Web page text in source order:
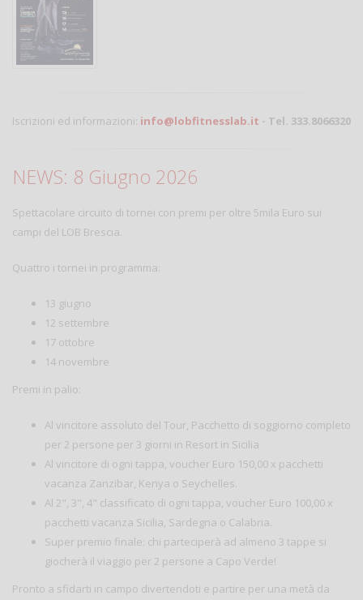
Iscrizioni ed informazioni: info@lobfitnesslab.it - Tel. 333.8066320
NEWS: 8 Giugno 2026
Spettacolare circuito di tornei con premi per oltre 5mila Euro sui
campi del LOB Brescia.
Quattro i tornei in programma:
13 giugno
12 settembre
17 ottobre
14 novembre
Premi in palio:
Al vincitore assoluto del Tour, Pacchetto di soggiorno completo
per 2 persone per 3 giorni in Resort in Sicilia
Al vincitore di ogni tappa, voucher Euro 150,00 x pacchetti
vacanza Zanzibar, Kenya o Seychelles.
Al 2", 3", 4" classificato di ogni tappa, voucher Euro 100,00 x
pacchetti vacanza Sicilia, Sardegna o Calabria.
Super premio finale: chi parteciperà ad almeno 3 tappe si
giocherà il viaggio per 2 persone a Capo Verde!
Pronto a sfidarti in campo divertendoti e partire per una metà da